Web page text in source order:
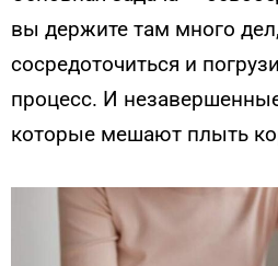
вы держите там много
сосредоточиться и
процесс. И
которые мешают плыть